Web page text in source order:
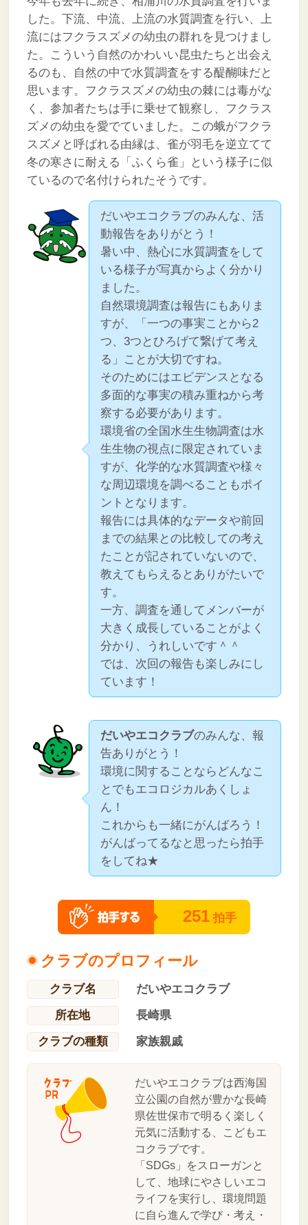
した。下流、中流、上流の水質調査を行い、上
流にはフクラスズメの幼虫の群れを見つけまし
た。こういう自然のかわいい昆虫たちと出会え
るのも、自然の中で水質調査をする醍醐味だと
思います。フクラスズメの幼虫の棘には毒がな
く、参加者たちは手に乗せて観察し、フクラス
ズメの幼虫を愛でていました。この蛾がフクラ
スズメと呼ばれる由縁は、雀が羽毛を逆立てて
冬の寒さに耐える「ふくら雀」という様子に似
ているので名付けられたそうです。
だいやエコクラブのみんな、活
動報告をありがとう！
暑い中、熱心に水質調査をして
いる様子が写真からよく分かり
ました。
自然環境調査は報告にもありま
すが、「一つの事実ことから2
つ、3つとひろげて繋げて考え
る」ことが大切ですね。
そのためにはエビデンスとなる
多面的な事実の積み重ねから考
察する必要があります。
環境省の全国水生生物調査は水
生生物の視点に限定されていま
すが、化学的な水質調査や様々
な周辺環境を調べることもポイ
ントとなります。
報告には具体的なデータや前回
までの結果との比較しての考え
たことが記されていないので、
教えてもらえるとありがたいで
す。
一方、調査を通してメンバーが
大きく成長していることがよく
分かり、うれしいです＾＾
では、次回の報告も楽しみにし
ています！
だいやエコクラブのみんな、報
告ありがとう！
環境に関することならどんなこ
とでもエコロジカルあくしょ
ん！
これからも一緒にがんばろう！
がんばってるなと思ったら拍手
をしてね★
251 拍手
クラブのプロフィール
クラブ名
だいやエコクラブ
所在地
長崎県
クラブの種類
家族親戚
だいやエコクラブは西海国
立公園の自然が豊かな長崎
県佐世保市で明るく楽しく
元気に活動する、こどもエ
コクラブです。
「SDGs」をスローガンと
して、地球にやさしいエコ
ライフを実行し、環境問題
に自ら進んで学び・考え・